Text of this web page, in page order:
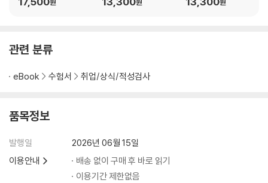
관련 분류
eBook 수험서 취업/상식/적성검사
품목정보
발행일
2026년 06월 15일
이용안내
배송 없이 구매 후 바로 읽기
이용기간 제한없음